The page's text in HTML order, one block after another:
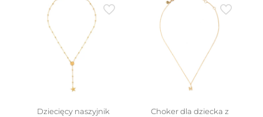
wariantów.
można
wybrać
na
stronie
Dziecięcy naszyjnik
Choker dla dziecka z